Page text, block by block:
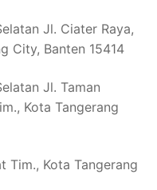
Jl. Ciater Raya,
City, Banten 15414
Jl. Taman
Kota Tangerang
Tim., Kota Tangerang